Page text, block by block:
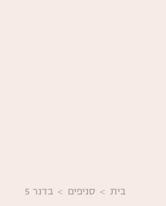
בית סניפים בדנר 5